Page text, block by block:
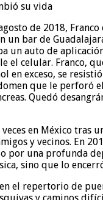
su vida
de 2018,
un bar de
un auto de
el celular. Franco,
en exceso, se
que le perforó
Quedó
en México tras
y vecinos. En
por una profunda
sino que lo
el repertorio de